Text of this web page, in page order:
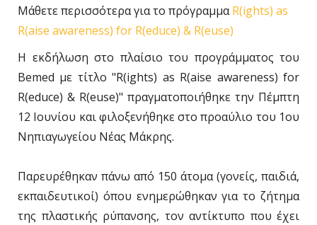
Μάθετε περισσότερα για το πρόγραμμαR(ights) as
R(aise awareness) for R(educe) & R(euse)
H εκδήλωση στο πλαίσιο του προγράμματος του
Bemed με τίτλο "R(ights) as R(aise awareness) for
R(educe) & R(euse)" πραγματοποιήθηκε την Πέμπτη
12 Ιουνίου και φιλοξενήθηκε στο προαύλιο του 1ου
Νηπιαγωγείου Νέας Μάκρης.
Παρευρέθηκαν πάνω από 150 άτομα (γονείς, παιδιά,
εκπαιδευτικοί) όπου ενημερώθηκαν για το ζήτημα
της πλαστικής ρύπανσης, τον αντίκτυπο που έχει